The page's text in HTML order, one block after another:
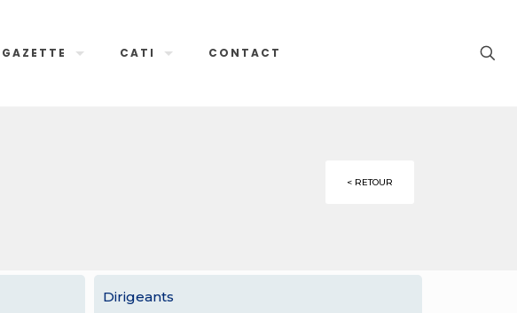
GAZETTE CATI CONTACT
< RETOUR
Dirigeants